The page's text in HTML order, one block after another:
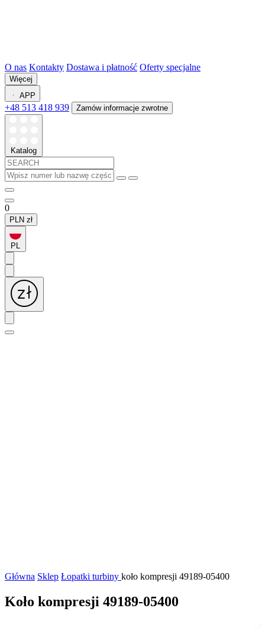
O nas Kontakty Dostawa i płatność Oferty specjalne
Więcej
APP
+48 513 418 939 Zamów informacje zwrotne
Katalog
0
PLN zł
PL
Główna Sklep Łopatki turbiny koło kompresji 49189-05400
Koło kompresji 49189-05400